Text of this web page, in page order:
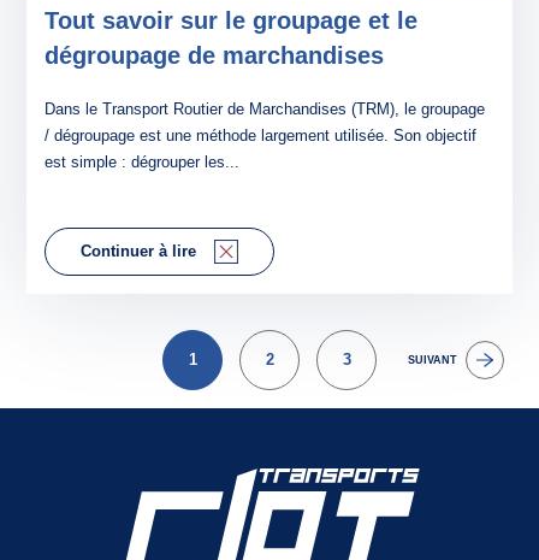
CONTACT
2 AGENCES
ESPACE CLIENT
Tout savoir sur le groupage et le
dégroupage de marchandises
Dans le Transport Routier de Marchandises (TRM), le groupage
/ dégroupage est une méthode largement utilisée. Son objectif
est simple : dégrouper les...
Continuer à lire
1 2 3 SUIVANT